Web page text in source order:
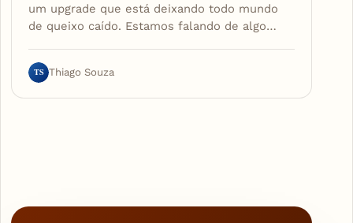
um upgrade que está deixando todo mundo
de queixo caído. Estamos falando de algo…
TS Thiago Souza